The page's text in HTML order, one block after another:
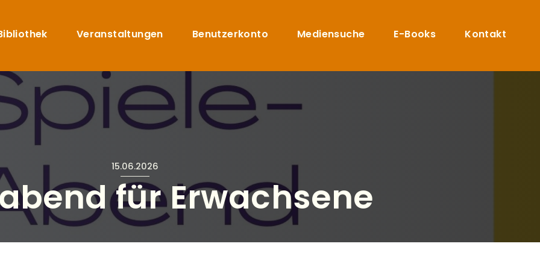
Veranstaltungen Benutzerkonto Mediensuche E-Books Kontakt
15.06.2026
für Erwachsene